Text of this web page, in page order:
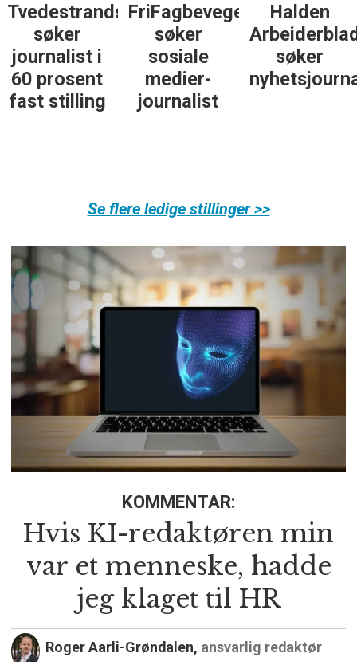
FriFagbevegelse
søker
sosiale
medier-
journalist
Halden
Arbeiderblad
søker
nyhetsjournalist
25. juni
søker
journalist
Se flere ledige stillinger >>
KOMMENTAR:
Hvis KI-redaktøren min
var et menneske, hadde
jeg klaget til HR
Roger Aarli-Grøndalen, ansvarlig redaktør